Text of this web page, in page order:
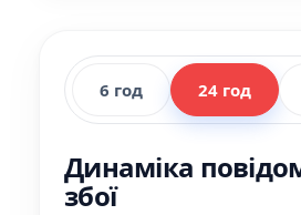
6 год 24 год
Динаміка
збої